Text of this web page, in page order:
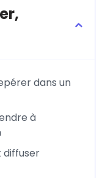
dans un
à
diffuser